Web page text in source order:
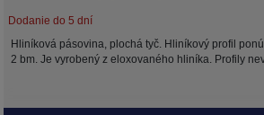
Dodanie do 5 dní
Hliníková pásovina, plochá tyč. Hliníkový profil
2 bm. Je vyrobený z eloxovaného hliníka. Profily